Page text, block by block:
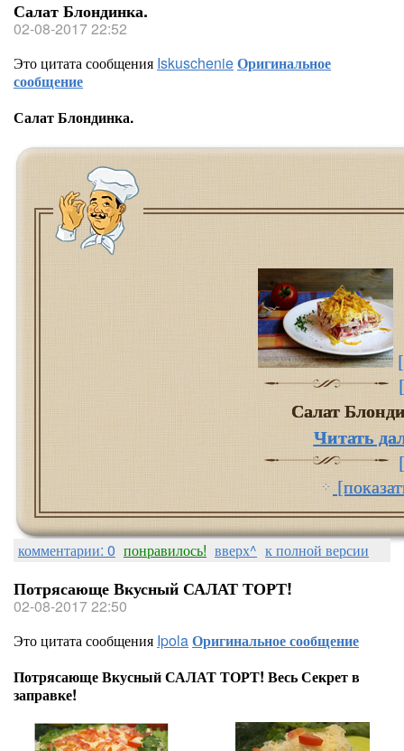
Салат Блондинка.
02-08-2017 22:52
Это цитата сообщения IskuschenieОригинальное
сообщение
Салат Блондинка.
Салат
Читать
комментарии: 0 понравилось! вверх^ к полной версии
Потрясающе Вкусный САЛАТ ТОРТ!
02-08-2017 22:50
Это цитата сообщения IpolaОригинальное сообщение
Потрясающе Вкусный САЛАТ ТОРТ! Весь Секрет в
заправке!